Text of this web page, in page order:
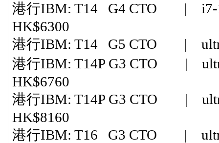
港行IBM: T14 G4 CTO | i7-
HK$6300
港行IBM: T14 G5 CTO |
港行IBM: T14P G3 CTO |
HK$6760
港行IBM: T14P G3 CTO |
HK$8160
港行IBM: T16 G3 CTO |